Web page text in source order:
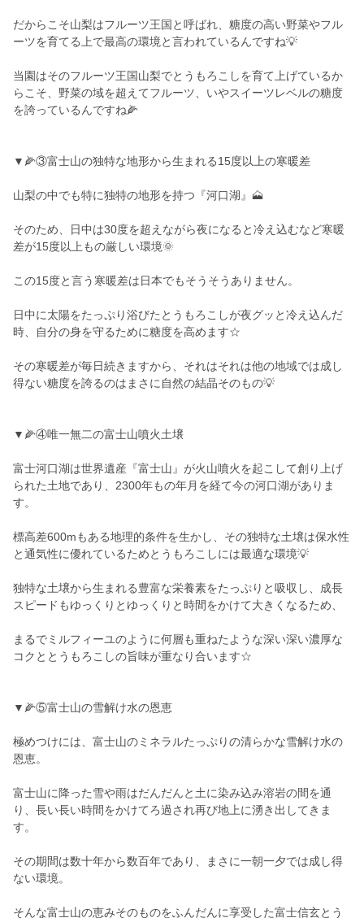
だからこそ山梨はフルーツ王国と呼ばれ、糖度の高い野菜やフル
ーツを育てる上で最高の環境と言われているんですね💡
当園はそのフルーツ王国山梨でとうもろこしを育て上げているか
らこそ、野菜の域を超えてフルーツ、いやスイーツレベルの糖度
を誇っているんですね🌽
▼🌽③富士山の独特な地形から生まれる15度以上の寒暖差
山梨の中でも特に独特の地形を持つ『河口湖』🗻
そのため、日中は30度を超えながら夜になると冷え込むなど寒暖
差が15度以上もの厳しい環境🌞
この15度と言う寒暖差は日本でもそうそうありません。
日中に太陽をたっぷり浴びたとうもろこしが夜グッと冷え込んだ
時、自分の身を守るために糖度を高めます☆
その寒暖差が毎日続きますから、それはそれは他の地域では成し
得ない糖度を誇るのはまさに自然の結晶そのもの💡
▼🌽④唯一無二の富士山噴火土壌
富士河口湖は世界遺産『富士山』が火山噴火を起こして創り上げ
られた土地であり、2300年もの年月を経て今の河口湖がありま
す。
標高差600mもある地理的条件を生かし、その独特な土壌は保水性
と通気性に優れているためとうもろこしには最適な環境💡
独特な土壌から生まれる豊富な栄養素をたっぷりと吸収し、成長
スピードもゆっくりとゆっくりと時間をかけて大きくなるため、
まるでミルフィーユのように何層も重ねたような深い深い濃厚な
コクととうもろこしの旨味が重なり合います☆
▼🌽⑤富士山の雪解け水の恩恵
極めつけには、富士山のミネラルたっぷりの清らかな雪解け水の
恩恵。
富士山に降った雪や雨はだんだんと土に染み込み溶岩の間を通
り、長い長い時間をかけてろ過され再び地上に湧き出してきま
す。
その期間は数十年から数百年であり、まさに一朝一夕では成し得
ない環境。
そんな富士山の恵みそのものをふんだんに享受した富士信玄とう